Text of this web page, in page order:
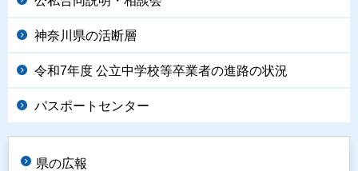
神奈川県の活断層
令和7年度 公立中学校等卒業者の進路の状況
パスポートセンター
県の広報